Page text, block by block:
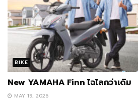
BIKE
New YAMAHA Finn ไฉไลกว่าเดิม
MAY 19, 2026